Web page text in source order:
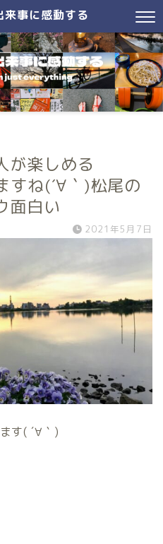
来事に感動する
が楽しめる
すね(´∀｀)松尾の
面白い
2021年5月7日
す( ´∀｀)